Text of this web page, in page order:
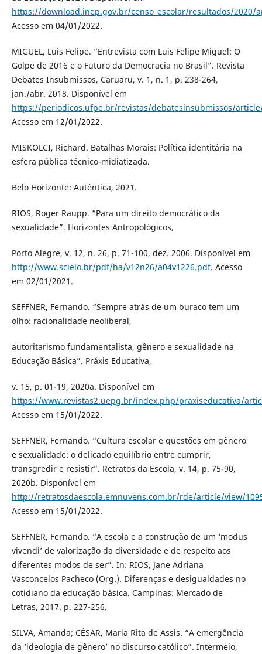
https://download.inep.gov.br/censo_escolar/resultados/2020/
Acesso em 04/01/2022.
MIGUEL, Luis Felipe. “Entrevista com Luis Felipe Miguel: O
Golpe de 2016 e o Futuro da Democracia no Brasil”. Revista
Debates Insubmissos, Caruaru, v. 1, n. 1, p. 238-264,
jan./abr. 2018. Disponível em
https://periodicos.ufpe.br/revistas/debatesinsubmissos/
Acesso em 12/01/2022.
MISKOLCI, Richard. Batalhas Morais: Política identitária na
esfera pública técnico-midiatizada.
Belo Horizonte: Autêntica, 2021.
RIOS, Roger Raupp. “Para um direito democrático da
sexualidade”. Horizontes Antropológicos,
Porto Alegre, v. 12, n. 26, p. 71-100, dez. 2006. Disponível em
http://www.scielo.br/pdf/ha/v12n26/a04v1226.pdf. Acesso
em 02/01/2021.
SEFFNER, Fernando. “Sempre atrás de um buraco tem um
olho: racionalidade neoliberal,
autoritarismo fundamentalista, gênero e sexualidade na
Educação Básica”. Práxis Educativa,
v. 15, p. 01-19, 2020a. Disponível em
https://www.revistas2.uepg.br/index.php/praxiseducativa/
Acesso em 15/01/2022.
SEFFNER, Fernando. “Cultura escolar e questões em gênero
e sexualidade: o delicado equilíbrio entre cumprir,
transgredir e resistir”. Retratos da Escola, v. 14, p. 75-90,
2020b. Disponível em
http://retratosdaescola.emnuvens.com.br/rde/article/view/
Acesso em 15/01/2022.
SEFFNER, Fernando. “A escola e a construção de um ‘modus
vivendi’ de valorização da diversidade e de respeito aos
diferentes modos de ser”. In: RIOS, Jane Adriana
Vasconcelos Pacheco (Org.). Diferenças e desigualdades no
cotidiano da educação básica. Campinas: Mercado de
Letras, 2017. p. 227-256.
SILVA, Amanda; CÉSAR, Maria Rita de Assis. “A emergência
da ‘ideologia de gênero’ no discurso católico”. Intermeio,